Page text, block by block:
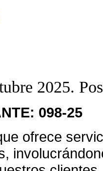
2025.
098-25
ofrece